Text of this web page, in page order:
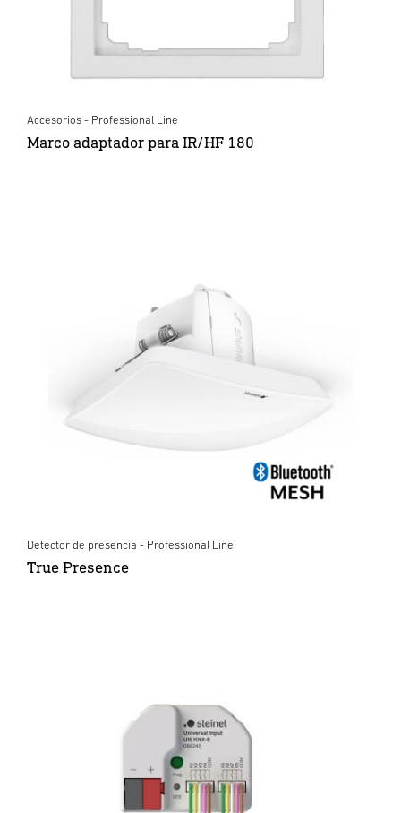
Accesorios - Professional Line
Marco adaptador para IR/HF 180
Detector de presencia - Professional Line
True Presence